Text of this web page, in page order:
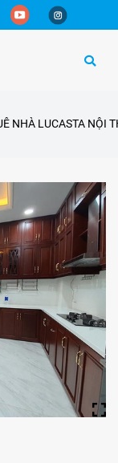
NHÀ LUCASTA NỘI